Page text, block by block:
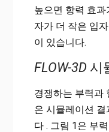
높으면 항력 효
자가 더 작은 입
이 있습니다.
FLOW-3D 시
경쟁하는 부력과
은 시뮬레이션
다 . 그림 1은 부